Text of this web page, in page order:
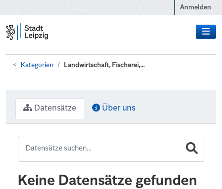
Anmelden
Kategorien Landwirtschaft, Fischerei,...
Datensätze Über uns
Keine Datensätze gefunden